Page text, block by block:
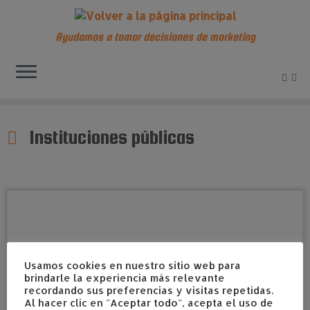
contenido
Ayudamos a tomar decisiones de marketing
Instituciones públicas
Usamos cookies en nuestro sitio web para
brindarle la experiencia más relevante
recordando sus preferencias y visitas repetidas.
Al hacer clic en "Aceptar todo", acepta el uso de